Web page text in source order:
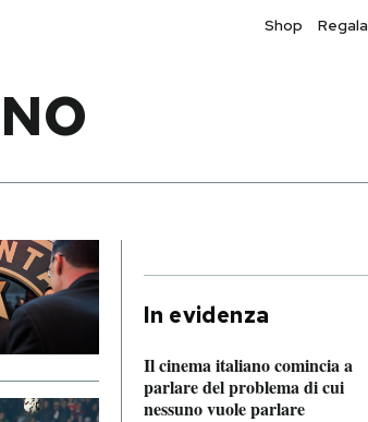
Shop Regala
In evidenza
Il cinema italiano comincia a
parlare del problema di cui
nessuno vuole parlare